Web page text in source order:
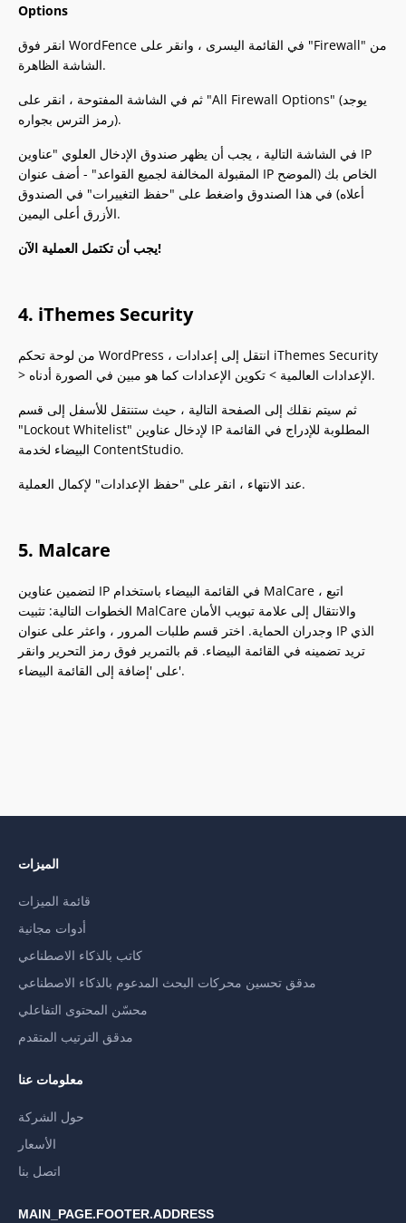
Options
انقر فوق WordFence في القائمة اليسرى ، وانقر على "Firewall" من
الشاشة الظاهرة.
ثم في الشاشة المفتوحة ، انقر على "All Firewall Options" (يوجد
رمز الترس بجواره).
في الشاشة التالية ، يجب أن يظهر صندوق الإدخال العلوي "عناوين IP
المقبولة المخالفة لجميع القواعد" - أضف عنوان IP الخاص بك (الموضح
أعلاه) في هذا الصندوق واضغط على "حفظ التغييرات" في الصندوق
الأزرق أعلى اليمين.
يجب أن تكتمل العملية الآن!
4. iThemes Security
من لوحة تحكم WordPress ، انتقل إلى إعدادات iThemes Security
> الإعدادات العالمية > تكوين الإعدادات كما هو مبين في الصورة أدناه.
ثم سيتم نقلك إلى الصفحة التالية ، حيث ستنتقل للأسفل إلى قسم
"Lockout Whitelist" لإدخال عناوين IP المطلوبة للإدراج في القائمة
البيضاء لخدمة ContentStudio.
عند الانتهاء ، انقر على "حفظ الإعدادات" لإكمال العملية.
5. Malcare
لتضمين عناوين IP في القائمة البيضاء باستخدام MalCare ، اتبع
الخطوات التالية: تثبيت MalCare والانتقال إلى علامة تبويب الأمان
وجدران الحماية. اختر قسم طلبات المرور ، واعثر على عنوان IP الذي
تريد تضمينه في القائمة البيضاء. قم بالتمرير فوق رمز التحرير وانقر
على 'إضافة إلى القائمة البيضاء'.
الميزات
قائمة الميزات
أدوات مجانية
كاتب بالذكاء الاصطناعي
مدقق تحسين محركات البحث المدعوم بالذكاء الاصطناعي
محسّن المحتوى التفاعلي
مدقق الترتيب المتقدم
معلومات عنا
حول الشركة
الأسعار
اتصل بنا
MAIN_PAGE.FOOTER.ADDRESS